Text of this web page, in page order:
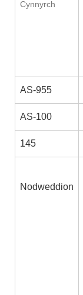
Cynnyrch
AS-955
AS-100
145
Nodweddion